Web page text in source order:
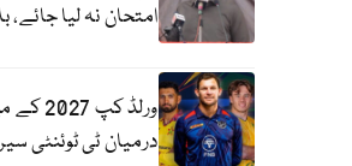
امتحان نہ لیا جائے،
ورلڈ
درمیان ٹی ٹوئنٹی